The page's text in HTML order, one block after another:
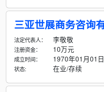
三亚世展商务咨询
法定代表人： 李敬敬
注册资金： 10万元
成立时间： 1970年01月01日
状态: 在业/存续